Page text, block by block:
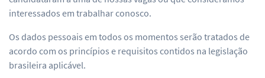
interessados em trabalhar conosco.
Os dados pessoais em todos os momentos serão tratados de
acordo com os princípios e requisitos contidos na legislação
brasileira aplicável.